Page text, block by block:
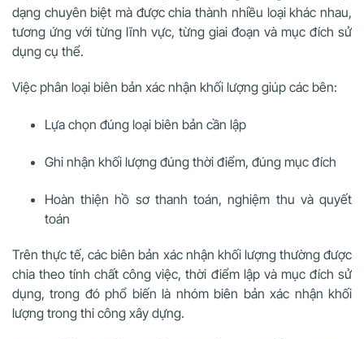
dạng chuyên biệt mà được chia thành nhiều loại khác nhau,
tương ứng với từng lĩnh vực, từng giai đoạn và mục đích sử
dụng cụ thể.
Việc phân loại biên bản xác nhận khối lượng giúp các bên:
Lựa chọn đúng loại biên bản cần lập
Ghi nhận khối lượng đúng thời điểm, đúng mục đích
Hoàn thiện hồ sơ thanh toán, nghiệm thu và quyết
toán
Trên thực tế, các biên bản xác nhận khối lượng thường được
chia theo tính chất công việc, thời điểm lập và mục đích sử
dụng, trong đó phổ biến là nhóm biên bản xác nhận khối
lượng trong thi công xây dựng.